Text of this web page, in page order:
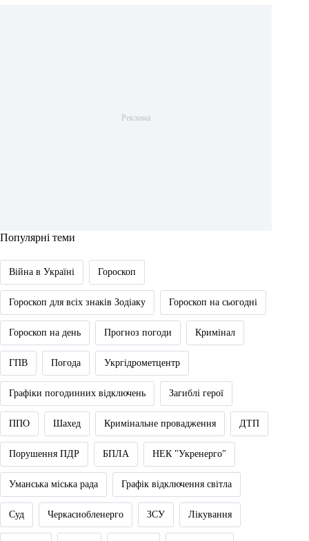
Популярні теми
Війна в Україні Гороскоп
Гороскоп для всіх знаків Зодіаку Гороскоп на сьогодні
Гороскоп на день Прогноз погоди Кримінал
ГПВ Погода Укргідрометцентр
Графіки погодинних відключень Загиблі герої
ППО Шахед Кримінальне провадження ДТП
Порушення ПДР БПЛА НЕК "Укренерго"
Уманська міська рада Графік відключення світла
Суд Черкасиобленерго ЗСУ Лікування